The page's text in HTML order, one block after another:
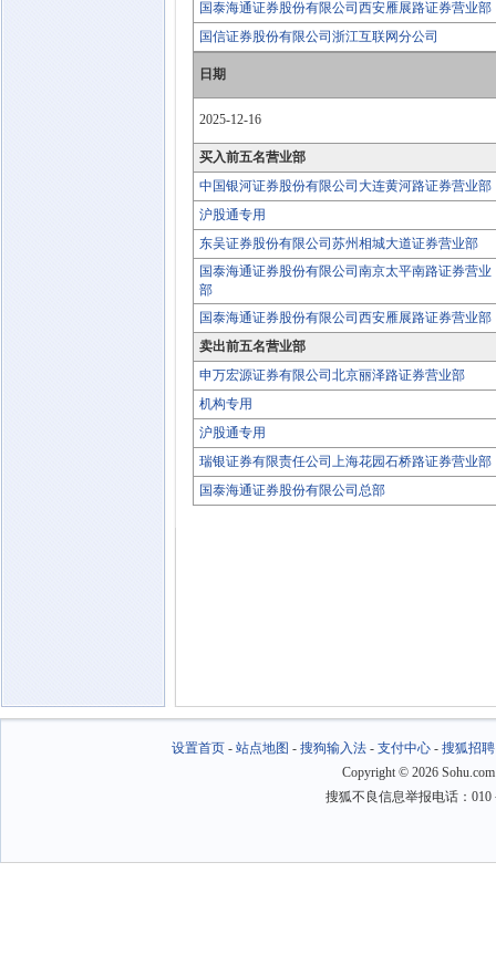
国泰海通证券股份有限公司西安雁展路证券营业部
国信证券股份有限公司浙江互联网分公司
日期
2025-12-16
买入前五名营业部
中国银河证券股份有限公司大连黄河路证券营业部
沪股通专用
东吴证券股份有限公司苏州相城大道证券营业部
国泰海通证券股份有限公司南京太平南路证券营业
部
国泰海通证券股份有限公司西安雁展路证券营业部
卖出前五名营业部
申万宏源证券有限公司北京丽泽路证券营业部
机构专用
沪股通专用
瑞银证券有限责任公司上海花园石桥路证券营业部
国泰海通证券股份有限公司总部
设置首页- 站点地图 - 搜狗输入法- 支付中心- 搜狐招聘
Copyright © 2026
搜狐不良信息举报电话：010